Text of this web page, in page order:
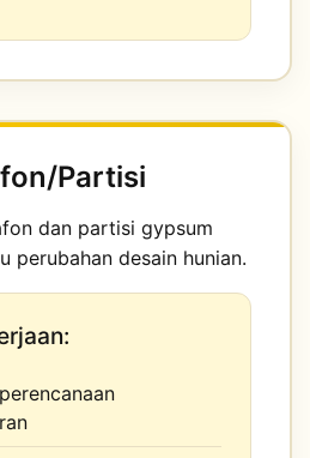
Partisi
dan partisi gypsum
perubahan desain hunian.